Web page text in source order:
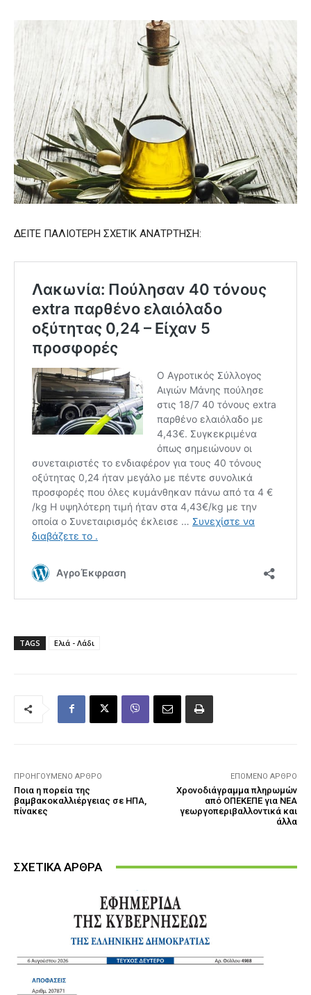
ΔΕΙΤΕ ΠΑΛΙΟΤΕΡΗ ΣΧΕΤΙΚ ΑΝΑΤΡΤΗΣΗ:
TAGS Ελιά - Λάδι
ΠΡΟΗΓΟΎΜΕΝΟ ΆΡΘΡΟ
Ποια η πορεία της
βαμβακoκαλλιέργειας σε ΗΠΑ,
πίνακες
ΕΠΌΜΕΝΟ ΆΡΘΡΟ
Χρονοδιάγραμμα πληρωμών
από ΟΠΕΚΕΠΕ για NEA
γεωργοπεριβαλλοντικά και
άλλα
ΣΧΕΤΙΚΑ ΑΡΘΡΑ